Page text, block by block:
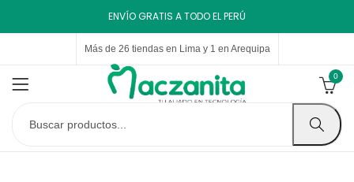
ENVÍO GRATIS A TODO EL PERÚ
Más de 26 tiendas en Lima y 1 en Arequipa
0